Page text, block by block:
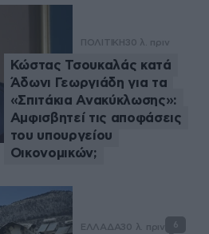
ΠΟΛΙΤΙΚΗ30 λ. πριν
Κώστας Τσουκαλάς κατά
Άδωνι Γεωργιάδη για τα
«Σπιτάκια Ανακύκλωσης»:
Αμφισβητεί τις αποφάσεις
του υπουργείου
Οικονομικών;
ΕΛΛΑΔΑ30 λ. πριν 6